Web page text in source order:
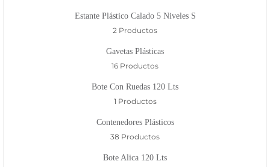
Estante Plástico Calado 5 Niveles S
2 Productos
Gavetas Plásticas
16 Productos
Bote Con Ruedas 120 Lts
1 Productos
Contenedores Plásticos
38 Productos
Bote Alica 120 Lts